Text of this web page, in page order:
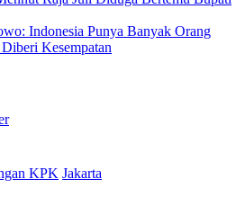
Indonesia Punya Banyak Orang
Kesempatan
KPK Jakarta